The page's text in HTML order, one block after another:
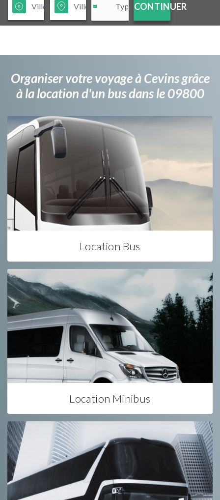
CONTINUER
Organiser votre voyage à Cevins grâce
à la location d'un bus dans le 09800
Location Bus
Location Minibus